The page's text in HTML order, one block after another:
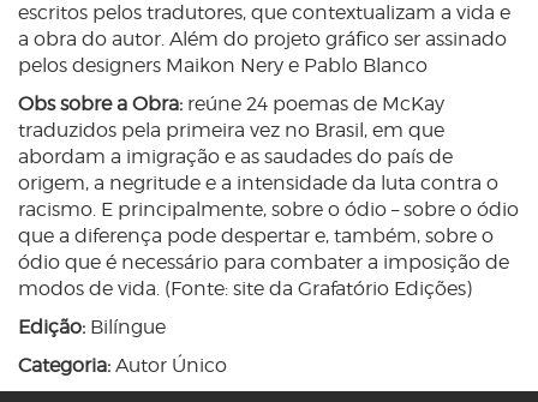
escritos pelos tradutores, que contextualizam a vida e
a obra do autor. Além do projeto gráfico ser assinado
pelos designers Maikon Nery e Pablo Blanco
Obs sobre a Obra: reúne 24 poemas de McKay
traduzidos pela primeira vez no Brasil, em que
abordam a imigração e as saudades do país de
origem, a negritude e a intensidade da luta contra o
racismo. E principalmente, sobre o ódio – sobre o ódio
que a diferença pode despertar e, também, sobre o
ódio que é necessário para combater a imposição de
modos de vida. (Fonte: site da Grafatório Edições)
Edição: Bilíngue
Categoria: Autor Único